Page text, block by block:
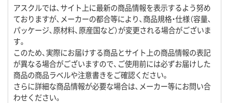
アスクルでは、サイト上に最新の商品情報を表示するよう努め
ておりますが、メーカーの都合等により、商品規格・仕様（容量、
パッケージ、原材料、原産国など）が変更される場合がございま
す。
このため、実際にお届けする商品とサイト上の商品情報の表記
が異なる場合がございますので、ご使用前には必ずお届けした
商品の商品ラベルや注意書きをご確認ください。
さらに詳細な商品情報が必要な場合は、メーカー等にお問い合
わせください。